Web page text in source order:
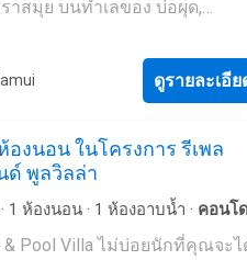
ม Residence Suite สตูดิโอ
องนอน Grand Suite (60 ตร.ม.)1
ร.ม.)ประเภทวิลล่า Pool Villa 1
ว่ายน้ำส่วนตัว (90 ตร.ม.)2 ห้อง
ำส่วนตัว (130 ตร.ม.)2 ห้องนอน
ยน้ำส่วนตัว (130 ตร.ม.)3 ห้อง
ะว่ายน้ำส่วนตัว(190
งโครงการ จะขายแบบ Fully
าอยู่ โดยจะมีชุดครัวและพื้นที่
ซิงค์ เตาไฟฟ้า เครื่องดูดควัน ชุ
การตกแต่งห้องแบบ Fully
ดีไซน์สุดเท่จากปูนเปลือย Replay
ย่างไรขีดจำกัดแล้ววันนี้กับ
& Pool Villa ผู้พัฒนาโครงการ
ดย RePlay Samui ซึ่งสร้างเสร็จ
งการโครงการ Replay
Villa เป็นโครงการคอนโดมิเนียม
ลล่า มีจำนวน 9 อาคาร สูง 4 ชั้น
ยแบ่งเป็นคอนโดมิเนียม 408 ยูนิ
าสมุย บนทำเลของ บ่อผุด,
เม้นท์ นี้ได้ด้วยราคาค่าเช่า
ดูรายละเอีย
องนอน ในโครงการ รีเพล
ด์ พูลวิลล่า
· 1 ห้องนอน · 1 ห้องอาบน้ำ · คอนโ
องครัวพร้อมอุปกรณ์ ยิม · ครัวแบบ
& Pool Villa ไม่บ่อยนักที่คุณจะไ